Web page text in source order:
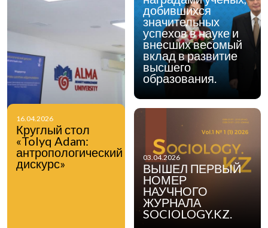
16.04.2026
Круглый стол
«Tolyq Adam:
антропологический
дискурс»
добившихся
значительных
успехов в науке и
внесших весомый
вклад в развитие
высшего
образования.
03.04.2026
ВЫШЕЛ ПЕРВЫЙ
НОМЕР
НАУЧНОГО
ЖУРНАЛА
SOCIOLOGY.KZ.
17.03.2026
Указом Главы